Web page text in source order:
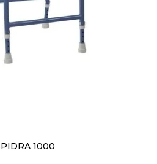
1000